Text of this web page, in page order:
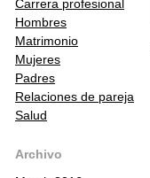
Carrera profesional
Hombres
Matrimonio
Mujeres
Padres
Relaciones de pareja
Salud
Archivo